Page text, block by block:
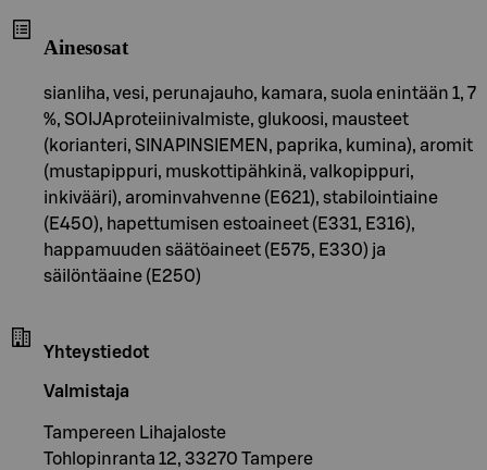
Ainesosat
sianliha, vesi, perunajauho, kamara, suola enintään 1, 7
%, SOIJAproteiinivalmiste, glukoosi, mausteet
(korianteri, SINAPINSIEMEN, paprika, kumina), aromit
(mustapippuri, muskottipähkinä, valkopippuri,
inkivääri), arominvahvenne (E621), stabilointiaine
(E450), hapettumisen estoaineet (E331, E316),
happamuuden säätöaineet (E575, E330) ja
säilöntäaine (E250)
Yhteystiedot
Valmistaja
Tampereen Lihajaloste
Tohlopinranta 12, 33270 Tampere